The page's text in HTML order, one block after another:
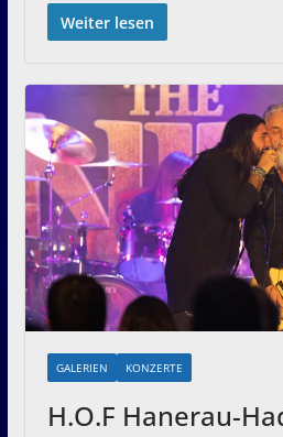
Weiter lesen
GALERIEN KONZERTE
H.O.F Hanerau-